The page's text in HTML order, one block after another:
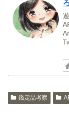
鑑定品考察